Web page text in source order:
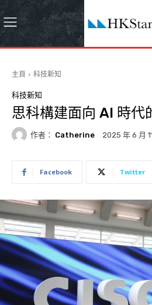
主頁 科技新知
科技新知
思科構建面向 AI 時代
作者： Catherine 2025 年 6 月
Facebook Twitter